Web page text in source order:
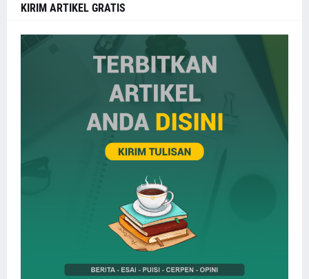
KIRIM ARTIKEL GRATIS